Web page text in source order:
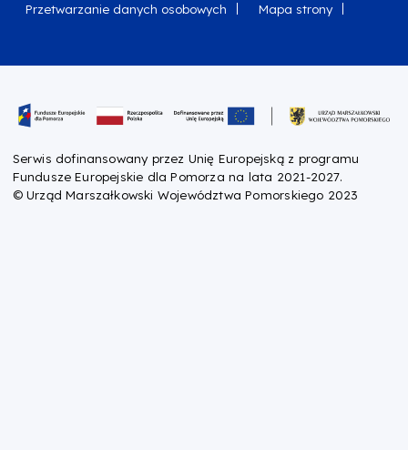
Przetwarzanie danych osobowych Mapa strony
Serwis dofinansowany przez Unię Europejską z programu
Fundusze Europejskie dla Pomorza na lata 2021-2027.
© Urząd Marszałkowski Województwa Pomorskiego 2023